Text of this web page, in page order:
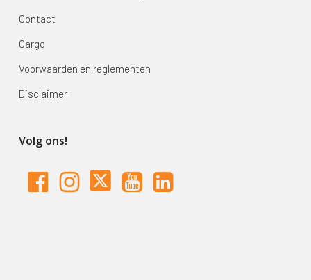
Contact
Cargo
Voorwaarden en reglementen
Disclaimer
Volg ons!